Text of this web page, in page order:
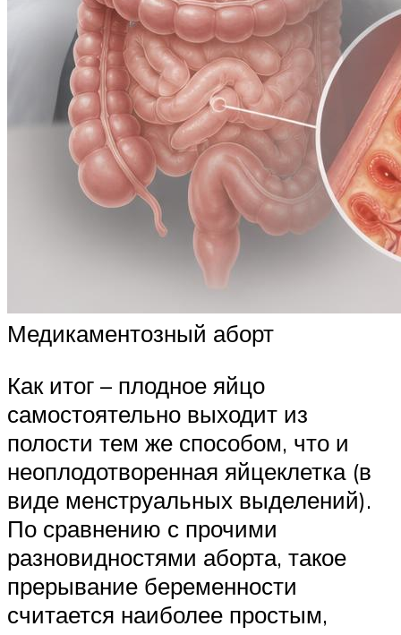
Медикаментозный аборт
Как итог – плодное яйцо
самостоятельно выходит из
полости тем же способом, что и
неоплодотворенная яйцеклетка (в
виде менструальных выделений).
По сравнению с прочими
разновидностями аборта, такое
прерывание беременности
считается наиболее простым,